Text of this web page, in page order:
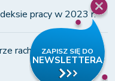
pracy w 2023 r.
rachunkowym -